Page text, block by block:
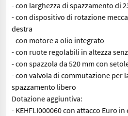
- con larghezza di spazzamento di
- con dispositivo di rotazione
destra
- con motore a olio integrato
- con ruote regolabili in altezza
- con spazzola da 520 mm con
- con valvola di commutazione per
spazzamento libero
Dotazione aggiuntiva:
- KEHFLI000060 con attacco Euro